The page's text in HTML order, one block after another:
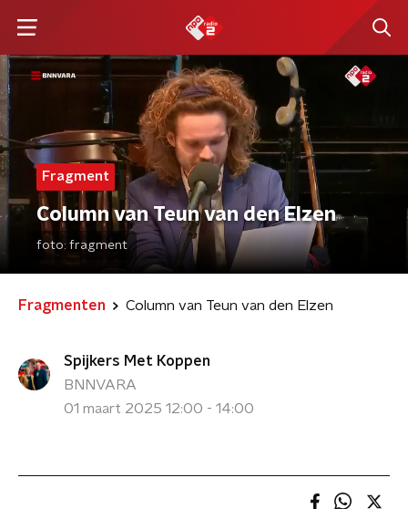
Fragment
Column van Teun van den Elzen
foto: fragment
Fragmenten Column van Teun van den Elzen
Spijkers Met Koppen
BNNVARA
01 maart 2025 12:00 - 14:00